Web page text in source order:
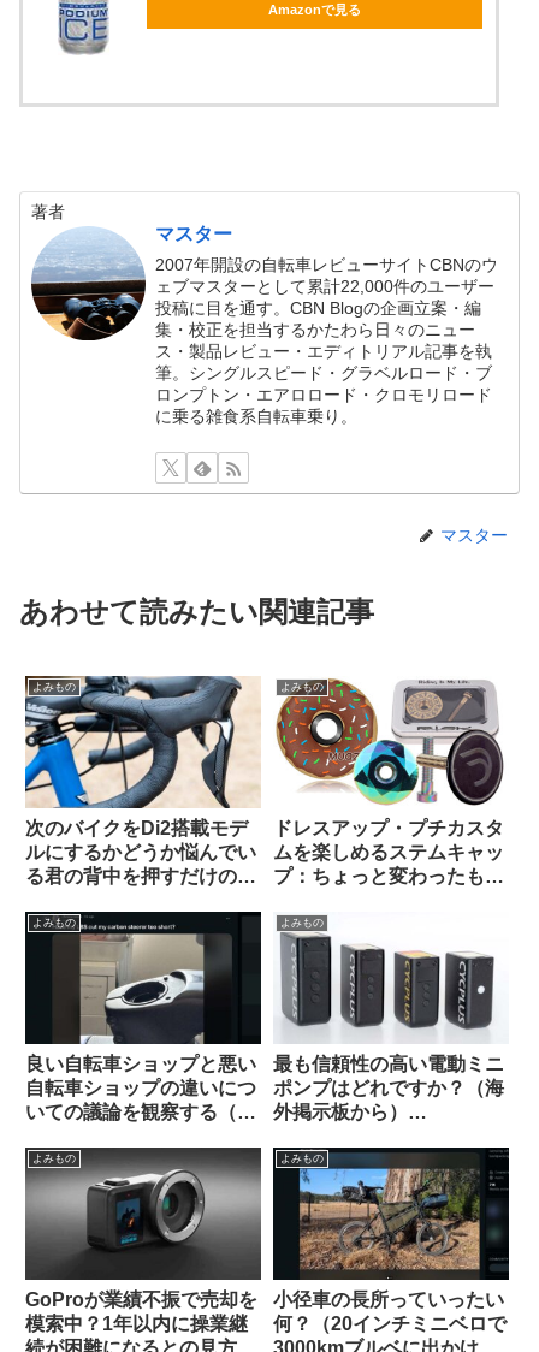
Amazonで見る
著者
マスター
2007年開設の自転車レビューサイトCBNのウ
ェブマスターとして累計22,000件のユーザー
投稿に目を通す。CBN Blogの企画立案・編
集・校正を担当するかたわら日々のニュー
ス・製品レビュー・エディトリアル記事を執
筆。シングルスピード・グラベルロード・ブ
ロンプトン・エアロロード・クロモリロード
に乗る雑食系自転車乗り。
マスター
あわせて読みたい関連記事
よみもの
次のバイクをDi2搭載モデ
ルにするかどうか悩んでい
る君の背中を押すだけのコ
よみもの
ドレスアップ・プチカスタ
ムを楽しめるステムキャッ
プ：ちょっと変わったもの
た【ギフトにも好適】
よみもの
良い自転車ショップと悪い
自転車ショップの違いにつ
いての議論を観察する（海
よみもの
最も信頼性の高い電動ミニ
ポンプはどれですか？（海
外掲示板から）
Silca / Fanttik / Trek /
Fumpa Pumpa】
よみもの
GoProが業績不振で売却を
模索中？1年以内に操業継
続が困難になるとの見方も
よみもの
小径車の長所っていったい
何？（20インチミニベロで
3000kmブルベに出かけま